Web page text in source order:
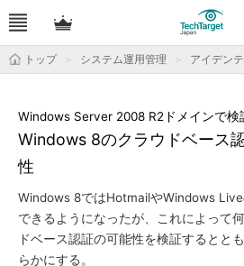
トップ システム運用管理 アイデン
Windows 8のクラウドベース
性
Windows Server 2008 R2ドメインで検
Windows 8ではHotmailやWindows
できるようになったが、これによって
ドベース認証の可能性を検証するとと
らかにする。